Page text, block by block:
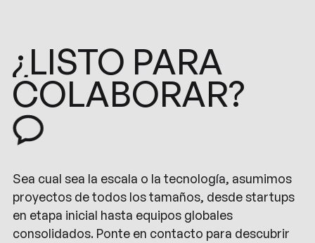
¿LISTO PARA
COLABORAR?
Sea cual sea la escala o la tecnología, asumimos
proyectos de todos los tamaños, desde startups
en etapa inicial hasta equipos globales
consolidados. Ponte en contacto para descubrir